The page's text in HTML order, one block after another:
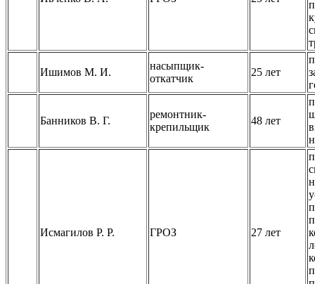
Ишимов М. И.
насыпщик-
откатчик
25 лет
Банников В. Г.
ремонтник-
крепильщик
48 лет
Исмагилов Р. Р. ГРОЗ 27 лет